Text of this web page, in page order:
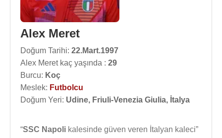
Alex Meret
Doğum Tarihi: 22.Mart.1997
Alex Meret kaç yaşında : 29
Burcu: Koç
Meslek: Futbolcu
Doğum Yeri: Udine, Friuli-Venezia Giulia, İtalya
“SSC Napoli kalesinde güven veren İtalyan kaleci”